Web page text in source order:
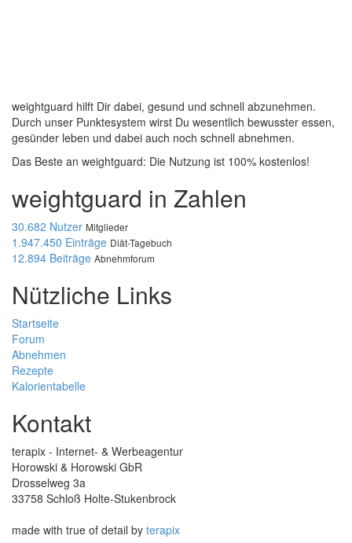
weightguard hilft Dir dabei, gesund und schnell abzunehmen.
Durch unser Punktesystem wirst Du wesentlich bewusster essen,
gesünder leben und dabei auch noch schnell abnehmen.
Das Beste an weightguard: Die Nutzung ist 100% kostenlos!
weightguard in Zahlen
30.682 Nutzer Mitglieder
1.947.450 Einträge Diät-Tagebuch
12.894 Beiträge Abnehmforum
Nützliche Links
Startseite
Forum
Abnehmen
Rezepte
Kalorientabelle
Kontakt
terapix - Internet- & Werbeagentur
Horowski & Horowski GbR
Drosselweg 3a
33758 Schloß Holte-Stukenbrock
made with true of detail by terapix